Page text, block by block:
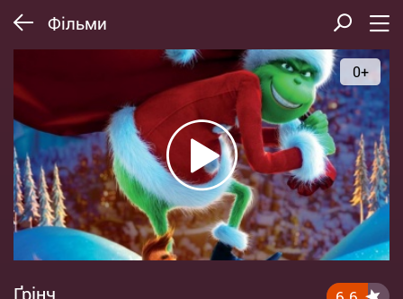
Фільми
0+
Ґрінч